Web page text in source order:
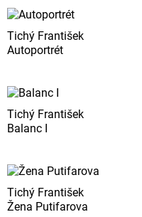
Tichý František
Autoportrét
Tichý František
Balanc I
Tichý František
Žena Putifarova